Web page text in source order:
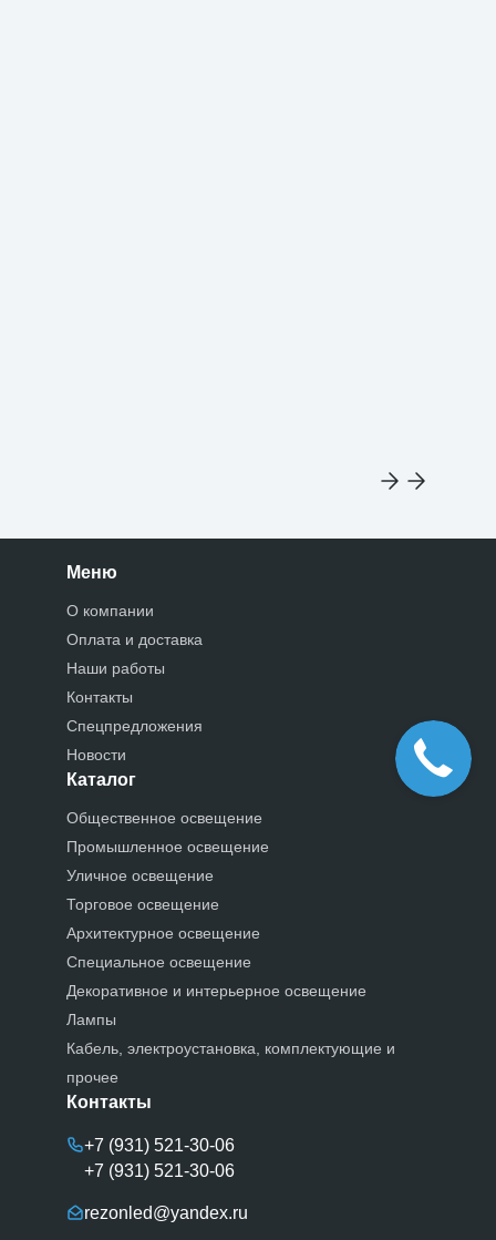
Меню
О компании
Оплата и доставка
Наши работы
Контакты
Спецпредложения
Новости
Каталог
Общественное освещение
Промышленное освещение
Уличное освещение
Торговое освещение
Архитектурное освещение
Специальное освещение
Декоративное и интерьерное освещение
Лампы
Кабель, электроустановка, комплектующие и
прочее
Контакты
+7 (931) 521-30-06
+7 (931) 521-30-06
rezonled@yandex.ru